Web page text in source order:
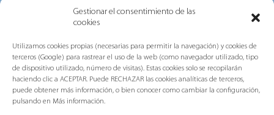
Gestionar el consentimiento de las
cookies
Utilizamos cookies propias (necesarias para permitir la navegación) y cookies de
terceros (Google) para rastrear el uso de la web (como navegador utilizado, tipo
de dispositivo utilizado, número de visitas). Estas cookies solo se recopilarán
haciendo clic a ACEPTAR. Puede RECHAZAR las cookies analíticas de terceros,
puede obtener más información, o bien conocer como cambiar la configuración,
pulsando en Más información.
sobre los principales avances y actuaciones
desarrollados durante 2025 en...